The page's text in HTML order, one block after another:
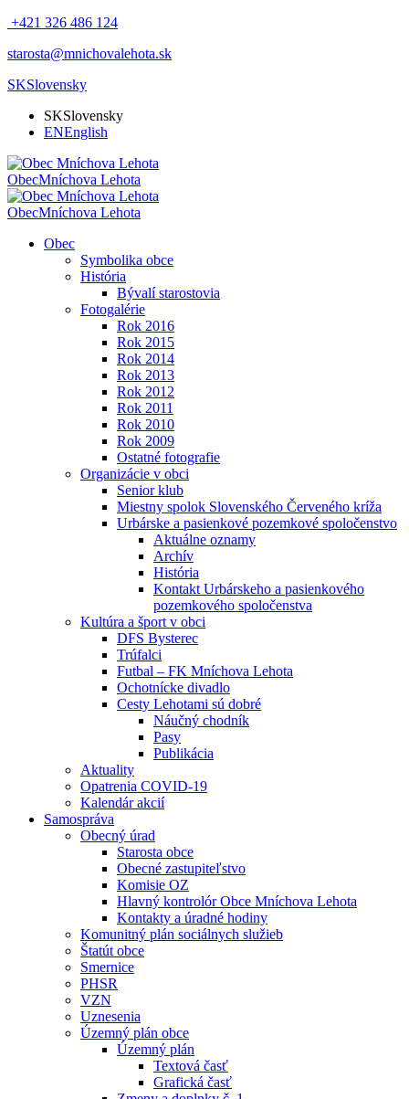
+421 326 486 124
starosta@mnichovalehota.sk
SKSlovensky
SKSlovensky
ENEnglish
ObecMníchova Lehota
ObecMníchova Lehota
Obec
Symbolika obce
História
Bývalí starostovia
Fotogalérie
Rok 2016
Rok 2015
Rok 2014
Rok 2013
Rok 2012
Rok 2011
Rok 2010
Rok 2009
Ostatné fotografie
Organizácie v obci
Senior klub
Miestny spolok Slovenského Červeného kríža
Urbárske a pasienkové pozemkové spoločenstvo
Aktuálne oznamy
Archív
História
Kontakt Urbárskeho a pasienkového
pozemkového spoločenstva
Kultúra a šport v obci
DFS Bysterec
Trúfalci
Futbal – FK Mníchova Lehota
Ochotnícke divadlo
Cesty Lehotami sú dobré
Náučný chodník
Pasy
Publikácia
Aktuality
Opatrenia COVID-19
Kalendár akcií
Samospráva
Obecný úrad
Starosta obce
Obecné zastupiteľstvo
Komisie OZ
Hlavný kontrolór Obce Mníchova Lehota
Kontakty a úradné hodiny
Komunitný plán sociálnych služieb
Štatút obce
Smernice
PHSR
VZN
Uznesenia
Územný plán obce
Územný plán
Textová časť
Grafická časť